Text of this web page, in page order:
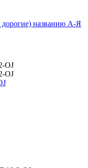
дорогие) названию А-Я